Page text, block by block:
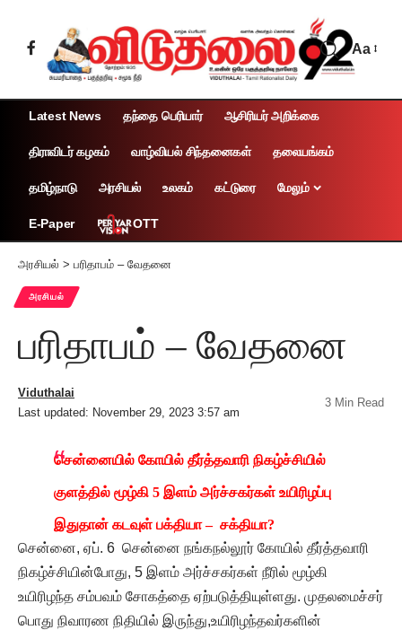
Aa
Latest News தந்தை பெரியார் ஆசிரியர் அறிக்கை
திராவிடர் கழகம் வாழ்வியல் சிந்தனைகள் தலையங்கம்
தமிழ்நாடு அரசியல் உலகம் கட்டுரை மேலும்
E-Paper OTT
அரசியல் > பரிதாபம் – வேதனை
அரசியல்
பரிதாபம் – வேதனை
Last updated: November 29, 2023 3:57 am
Viduthalai
3 Min Read
சென்னையில் கோயில் தீர்த்தவாரி நிகழ்ச்சியில்
குளத்தில் மூழ்கி 5 இளம் அர்ச்சகர்கள் உயிரிழப்பு
இதுதான் கடவுள் பக்தியா – சக்தியா?
சென்னை, ஏப். 6 சென்னை நங்கநல்லூர் கோயில் தீர்த்தவாரி
நிகழ்ச்சியின்போது, 5 இளம் அர்ச்சகர்கள் நீரில் மூழ்கி
உயிரிழந்த சம்பவம் சோகத்தை ஏற்படுத்தியுள்ளது. முதலமைச்சர்
பொது நிவாரண நிதியில் இருந்து,உயிரிழந்தவர்களின்